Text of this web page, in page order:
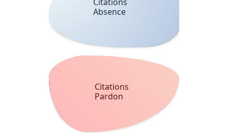
Absence
Citations
Pardon